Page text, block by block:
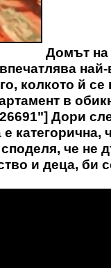
Домът на
колкото й
в
Дори
категорична,
че не
и деца, би